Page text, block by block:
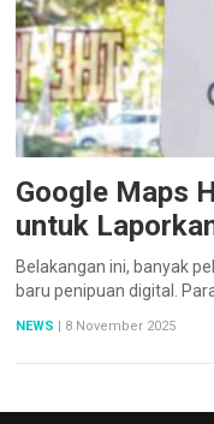
Google Maps
untuk
Belakangan ini, banyak
baru penipuan digital.
NEWS | 8 November 2025